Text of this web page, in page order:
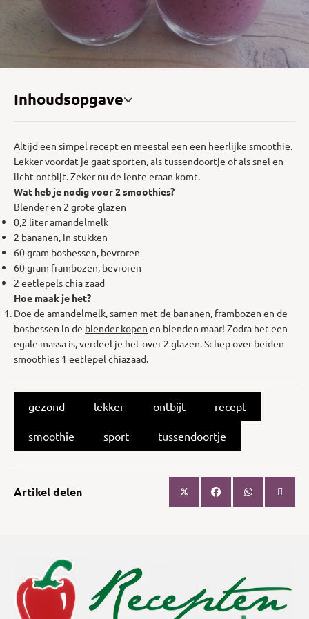
Inhoudsopgave
Altijd een simpel recept en meestal een een heerlijke smoothie.
Lekker voordat je gaat sporten, als tussendoortje of als snel en
licht ontbijt. Zeker nu de lente eraan komt.
Wat heb je nodig voor 2 smoothies?
Blender en 2 grote glazen
0,2 liter amandelmelk
2 bananen, in stukken
60 gram bosbessen, bevroren
60 gram frambozen, bevroren
2 eetlepels chia zaad
Hoe maak je het?
Doe de amandelmelk, samen met de bananen, frambozen en de
bosbessen in de blender kopen en blenden maar! Zodra het een
egale massa is, verdeel je het over 2 glazen. Schep over beiden
smoothies 1 eetlepel chiazaad.
gezond lekker ontbijt recept
smoothie sport tussendoortje
Artikel delen